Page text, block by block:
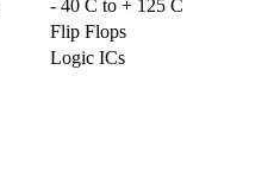
- 40 C to + 125 C
Flip Flops
Logic ICs